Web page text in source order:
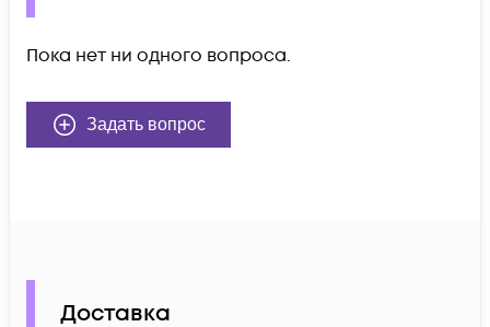
Пока нет ни одного вопроса.
Задать вопрос
Доставка